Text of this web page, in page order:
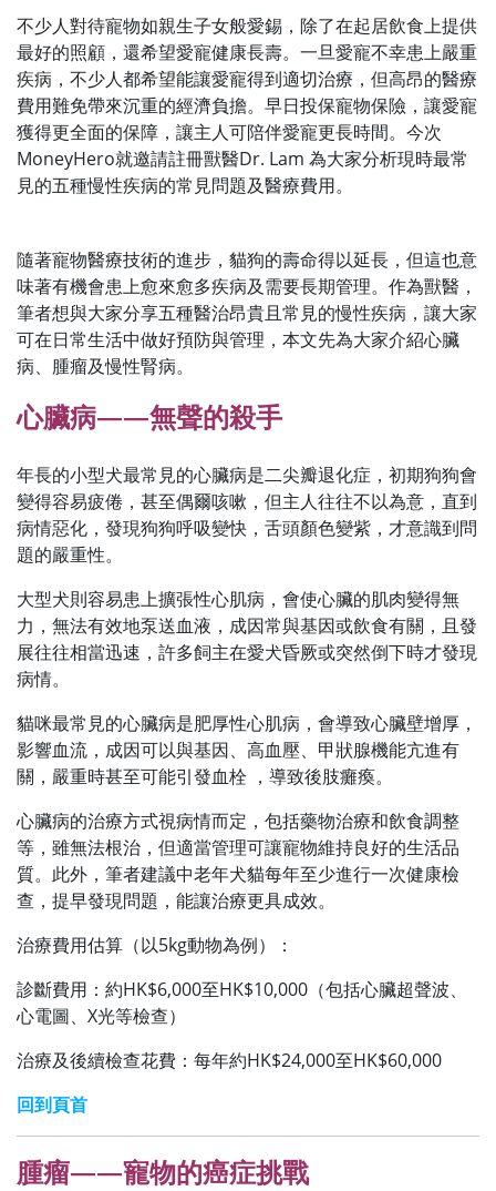
不少人對待寵物如親生子女般愛錫，除了在起居飲食上提供
最好的照顧，還希望愛寵健康長壽。一旦愛寵不幸患上嚴重
疾病，不少人都希望能讓愛寵得到適切治療，但高昂的醫療
費用難免帶來沉重的經濟負擔。早日投保寵物保險，讓愛寵
獲得更全面的保障，讓主人可陪伴愛寵更長時間。今次
MoneyHero就邀請註冊獸醫Dr. Lam 為大家分析現時最常
見的五種慢性疾病的常見問題及醫療費用。
隨著寵物醫療技術的進步，貓狗的壽命得以延長，但這也意
味著有機會患上愈來愈多疾病及需要長期管理。作為獸醫，
筆者想與大家分享五種醫治昂貴且常見的慢性疾病，讓大家
可在日常生活中做好預防與管理，本文先為大家介紹心臟
病、腫瘤及慢性腎病。
心臟病——無聲的殺手
年長的小型犬最常見的心臟病是二尖瓣退化症，初期狗狗會
變得容易疲倦，甚至偶爾咳嗽，但主人往往不以為意，直到
病情惡化，發現狗狗呼吸變快，舌頭顏色變紫，才意識到問
題的嚴重性。
大型犬則容易患上擴張性心肌病，會使心臟的肌肉變得無
力，無法有效地泵送血液，成因常與基因或飲食有關，且發
展往往相當迅速，許多飼主在愛犬昏厥或突然倒下時才發現
病情。
貓咪最常見的心臟病是肥厚性心肌病，會導致心臟壁增厚，
影響血流，成因可以與基因、高血壓、甲狀腺機能亢進有
關，嚴重時甚至可能引發血栓 ，導致後肢癱瘓。
心臟病的治療方式視病情而定，包括藥物治療和飲食調整
等，雖無法根治，但適當管理可讓寵物維持良好的生活品
質。此外，筆者建議中老年犬貓每年至少進行一次健康檢
查，提早發現問題，能讓治療更具成效。
治療費用估算（以5kg動物為例）：
診斷費用：約HK$6,000至HK$10,000（包括心臟超聲波、
心電圖、X光等檢查）
治療及後續檢查花費：每年約HK$24,000至HK$60,000
回到頁首
腫瘤——寵物的癌症挑戰